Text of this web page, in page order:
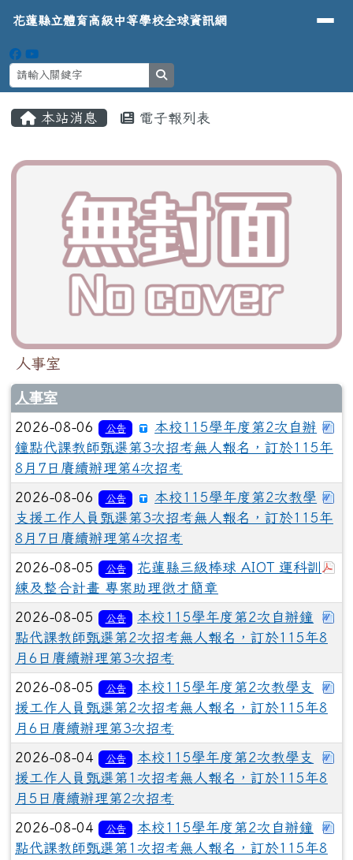
花蓮縣立體育高級中等學校全球資
導覽列
花蓮縣立體育高級中等學校全球資訊網
本站消息 電子報列表
人事室
人事室
2026-08-06 公告
本校115學年度第2次自辦
鐘點代課教師甄選第3次招考無人報名，訂於115年
8月7日賡續辦理第4次招考
2026-08-06 公告
本校115學年度第2次教學
支援工作人員甄選第3次招考無人報名，訂於115年
8月7日賡續辦理第4次招考
2026-08-05 公告
花蓮縣三級棒球 AIOT 運科訓
練及整合計畫 專案助理徵才簡章
2026-08-05 公告
本校115學年度第2次自辦鐘
點代課教師甄選第2次招考無人報名，訂於115年8
月6日賡續辦理第3次招考
2026-08-05 公告
本校115學年度第2次教學支
援工作人員甄選第2次招考無人報名，訂於115年8
月6日賡續辦理第3次招考
2026-08-04 公告
本校115學年度第2次教學支
援工作人員甄選第1次招考無人報名，訂於115年8
月5日賡續辦理第2次招考
2026-08-04 公告
本校115學年度第2次自辦鐘
點代課教師甄選第1次招考無人報名，訂於115年8